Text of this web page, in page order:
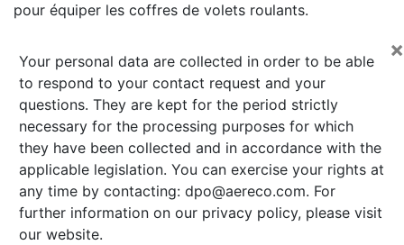
pour équiper les coffres de volets roulants.
×
Your personal data are collected in order to be able
to respond to your contact request and your
questions. They are kept for the period strictly
necessary for the processing purposes for which
they have been collected and in accordance with the
applicable legislation. You can exercise your rights at
any time by contacting: dpo@aereco.com. For
further information on our privacy policy, please visit
our website.